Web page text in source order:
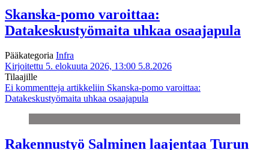
Skanska-pomo varoittaa:
Datakeskustyömaita uhkaa osaajapula
Pääkategoria Infra
Kirjoitettu 5. elokuuta 2026, 13:00 5.8.2026
Tilaajille
Ei kommentteja artikkeliin Skanska-pomo varoittaa:
Datakeskustyömaita uhkaa osaajapula
Rakennustyö Salminen laajentaa Turun